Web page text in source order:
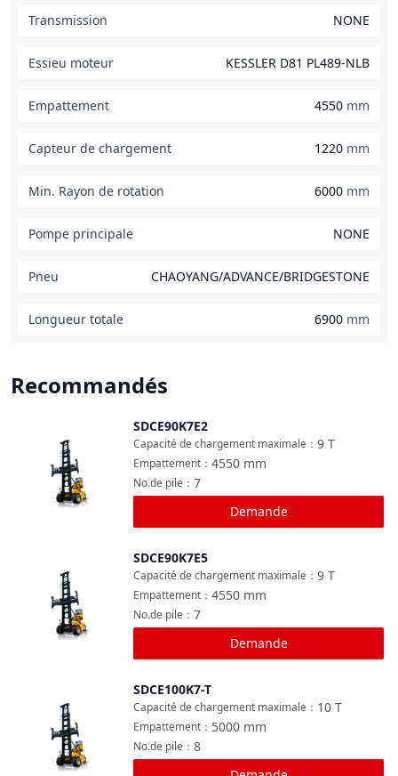
Transmission NONE
Essieu moteur KESSLER D81 PL489-NLB
Empattement 4550 mm
Capteur de chargement 1220 mm
Min. Rayon de rotation 6000 mm
Pompe principale NONE
Pneu CHAOYANG/ADVANCE/BRIDGESTONE
Longueur totale 6900 mm
Recommandés
SDCE90K7E2
9 T
Capacité de chargement maximale ：
4550 mm
Empattement ：
7
No.de pile ：
Demande
SDCE90K7E5
9 T
Capacité de chargement maximale ：
4550 mm
Empattement ：
7
No.de pile ：
Demande
SDCE100K7-T
10 T
Capacité de chargement maximale ：
5000 mm
Empattement ：
8
No.de pile ：